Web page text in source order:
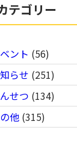
テゴリー
ント (56)
らせ (251)
せつ (134)
他(315)